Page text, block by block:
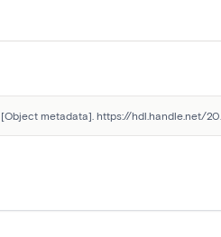
metadata]. https://hdl.handle.net/